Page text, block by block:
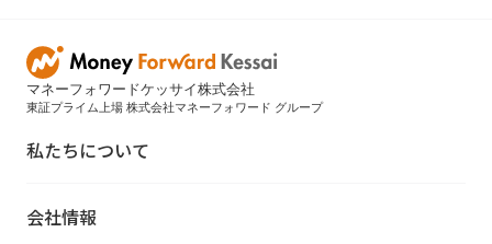
マネーフォワードケッサイ株式会社
東証プライム上場 株式会社マネーフォワード グループ
私たちについて
会社情報